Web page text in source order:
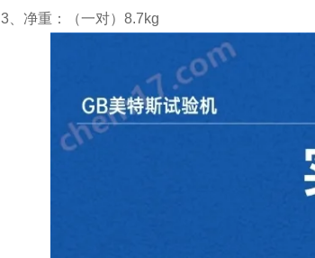
3 、净重：（一对） 8.7kg